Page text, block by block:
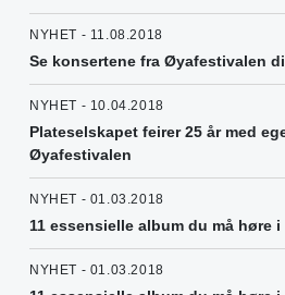
NYHET - 11.08.2018
Se konsertene fra Øyafestivalen
NYHET - 10.04.2018
Plateselskapet feirer 25 år med
Øyafestivalen
NYHET - 01.03.2018
11 essensielle album du må høre i
NYHET - 01.03.2018